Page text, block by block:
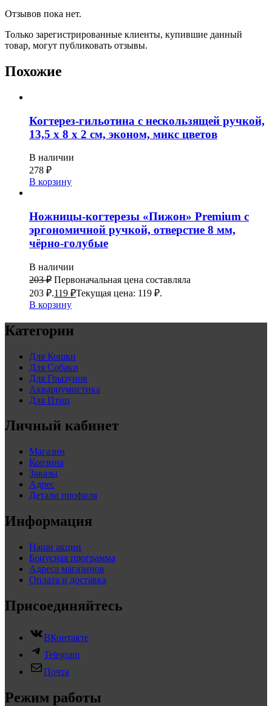
Отзывов пока нет.
Только зарегистрированные клиенты, купившие данный
товар, могут публиковать отзывы.
Похожие
Когтерез-гильотина с нескользящей ручкой,
13,5 х 8 х 2 см, эконом, микс цветов
В наличии
278 ₽
В корзину
Ножницы-когтерезы «Пижон» Premium с
эргономичной ручкой, отверстие 8 мм,
чёрно-голубые
В наличии
203₽ Первоначальная цена составляла
203 ₽.119 ₽Текущая цена: 119 ₽.
В корзину
Категории
Для Кошки
Для Собаки
Для Грызунов
Аквариумистика
Для Птиц
Личный кабинет
Магазин
Корзина
Заказы
Адрес
Детали профиля
Информация
Наши акции
Бонусная программа
Адреса магазинов
Оплата и доставка
Присоединяйтесь
ВКонтакте
Telegram
Почта
Режим работы